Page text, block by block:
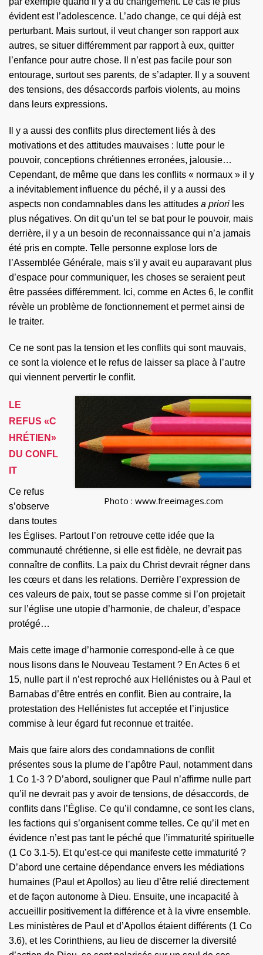
évident est l’adolescence. L’ado change, ce qui déjà est
perturbant. Mais surtout, il veut changer son rapport aux
autres, se situer différemment par rapport à eux, quitter
l’enfance pour autre chose. Il n’est pas facile pour son
entourage, surtout ses parents, de s’adapter. Il y a souvent
des tensions, des désaccords parfois violents, au moins
dans leurs expressions.
Il y a aussi des conflits plus directement liés à des
motivations et des attitudes mauvaises : lutte pour le
pouvoir, conceptions chrétiennes erronées, jalousie…
Cependant, de même que dans les conflits « normaux » il y
a inévitablement influence du péché, il y a aussi des
aspects non condamnables dans les attitudes a priori les
plus négatives. On dit qu’un tel se bat pour le pouvoir, mais
derrière, il y a un besoin de reconnaissance qui n’a jamais
été pris en compte. Telle personne explose lors de
l’Assemblée Générale, mais s’il y avait eu auparavant plus
d’espace pour communiquer, les choses se seraient peut
être passées différemment. Ici, comme en Actes 6, le conflit
révèle un problème de fonctionnement et permet ainsi de
le traiter.
Ce ne sont pas la tension et les conflits qui sont mauvais,
ce sont la violence et le refus de laisser sa place à l’autre
qui viennent pervertir le conflit.
Photo : www.freeimages.com
LE
REFUS «C
HRÉTIEN»
DU CONFL
IT
Ce refus
s’observe
dans toutes
les Églises. Partout l’on retrouve cette idée que la
communauté chrétienne, si elle est fidèle, ne devrait pas
connaître de conflits. La paix du Christ devrait régner dans
les cœurs et dans les relations. Derrière l’expression de
ces valeurs de paix, tout se passe comme si l’on projetait
sur l’église une utopie d’harmonie, de chaleur, d’espace
protégé…
Mais cette image d’harmonie correspond-elle à ce que
nous lisons dans le Nouveau Testament ? En Actes 6 et
15, nulle part il n’est reproché aux Hellénistes ou à Paul et
Barnabas d’être entrés en conflit. Bien au contraire, la
protestation des Hellénistes fut acceptée et l’injustice
commise à leur égard fut reconnue et traitée.
Mais que faire alors des condamnations de conflit
présentes sous la plume de l’apôtre Paul, notamment dans
1 Co 1-3 ? D’abord, souligner que Paul n’affirme nulle part
qu’il ne devrait pas y avoir de tensions, de désaccords, de
conflits dans l’Église. Ce qu’il condamne, ce sont les clans,
les factions qui s’organisent comme telles. Ce qu’il met en
évidence n’est pas tant le péché que l’immaturité spirituelle
(1 Co 3.1-5). Et qu’est-ce qui manifeste cette immaturité ?
D’abord une certaine dépendance envers les médiations
humaines (Paul et Apollos) au lieu d’être relié directement
et de façon autonome à Dieu. Ensuite, une incapacité à
accueillir positivement la différence et à la vivre ensemble.
Les ministères de Paul et d’Apollos étaient différents (1 Co
3.6), et les Corinthiens, au lieu de discerner la diversité